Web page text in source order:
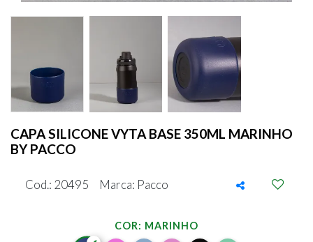
CAPA SILICONE VYTA BASE 350ML MARINHO
BY PACCO
Cod.: 20495 Marca: Pacco
COR: MARINHO